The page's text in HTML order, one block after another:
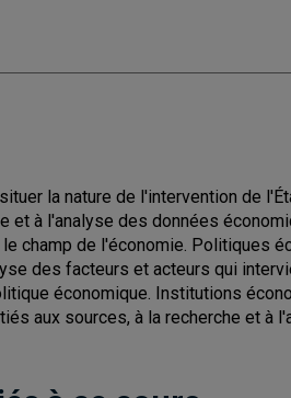
la nature de l'intervention de
et à l'analyse des données
champ de l'économie. Politiques
des facteurs et acteurs qui
économique. Institutions
aux sources, à la recherche et à